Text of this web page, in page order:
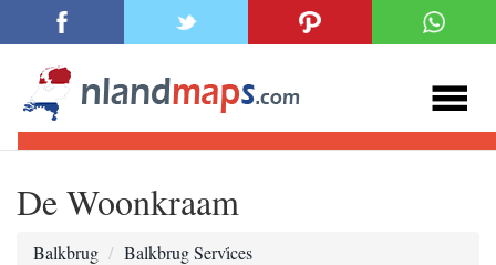
De Woonkraam
Balkbrug Balkbrug Servi̇ces